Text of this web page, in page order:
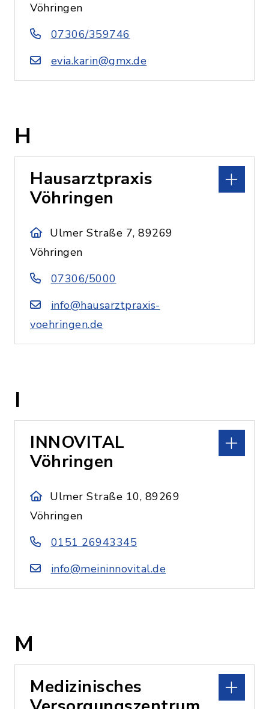
Vöhringen
07306/359746
evia.karin@gmx.de
H
Hausarztpraxis
Vöhringen
Ulmer Straße 7, 89269
Vöhringen
07306/5000
info@hausarztpraxis-
voehringen.de
I
INNOVITAL
Vöhringen
Ulmer Straße 10, 89269
Vöhringen
0151 26943345
info@meininnovital.de
M
Medizinisches